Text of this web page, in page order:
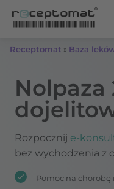
Receptomat » Baza
Rozpocznij e-
bez wychodzenia z
Pomoc na chorobę